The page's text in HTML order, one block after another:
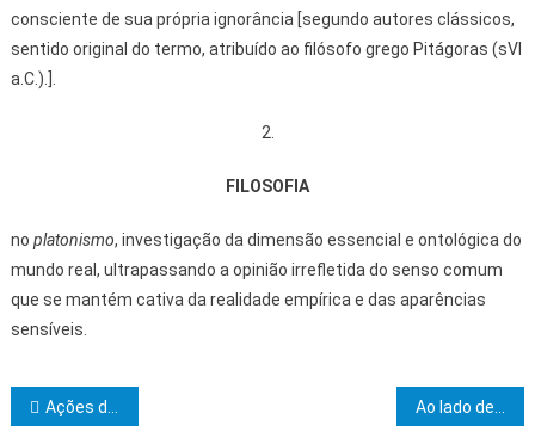
consciente de sua própria ignorância [segundo autores clássicos,
sentido original do termo, atribuído ao filósofo grego Pitágoras (sVI
a.C.).].
2.
FILOSOFIA
no platonismo, investigação da dimensão essencial e ontológica do
mundo real, ultrapassando a opinião irrefletida do senso comum
que se mantém cativa da realidade empírica e das aparências
sensíveis.
Navegação de Post
Ações do programa Saúde na Comunidade contemplam moradores do Rio do Engenho na próxima terça (18)